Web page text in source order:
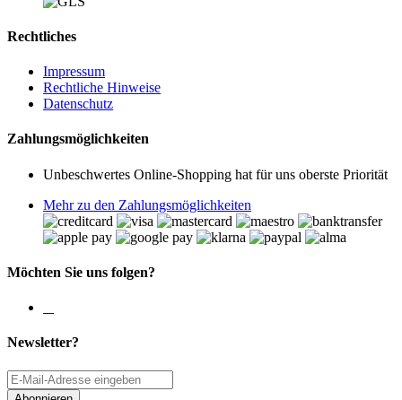
Rechtliches
Impressum
Rechtliche Hinweise
Datenschutz
Zahlungsmöglichkeiten
Unbeschwertes Online-Shopping hat für uns oberste Priorität
Mehr zu den Zahlungsmöglichkeiten
Möchten Sie uns folgen?
Newsletter?